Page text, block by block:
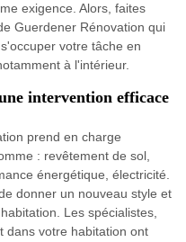
exigence. Alors, faites
Guerdener Rénovation qui
votre tâche en
à l'intérieur.
intervention efficace
prend en charge
: revêtement de sol,
énergétique, électricité.
donner un nouveau style et
Les spécialistes,
dans votre habitation ont